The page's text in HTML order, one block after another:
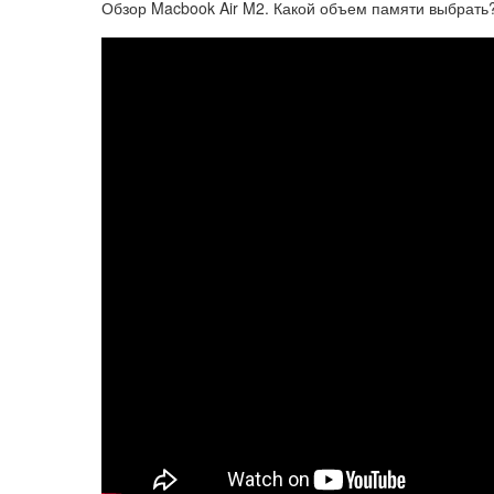
Обзор Macbook Air M2. Какой объем памяти